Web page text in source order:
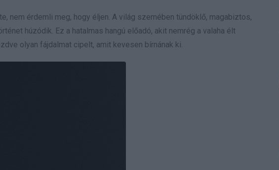
nem érdemli meg, hogy éljen. A világ szemében tündöklő, magabiztos,
húzódik. Ez a hatalmas hangú előadó, akit nemrég a valaha élt
olyan fájdalmat cipelt, amit kevesen bírnának ki.